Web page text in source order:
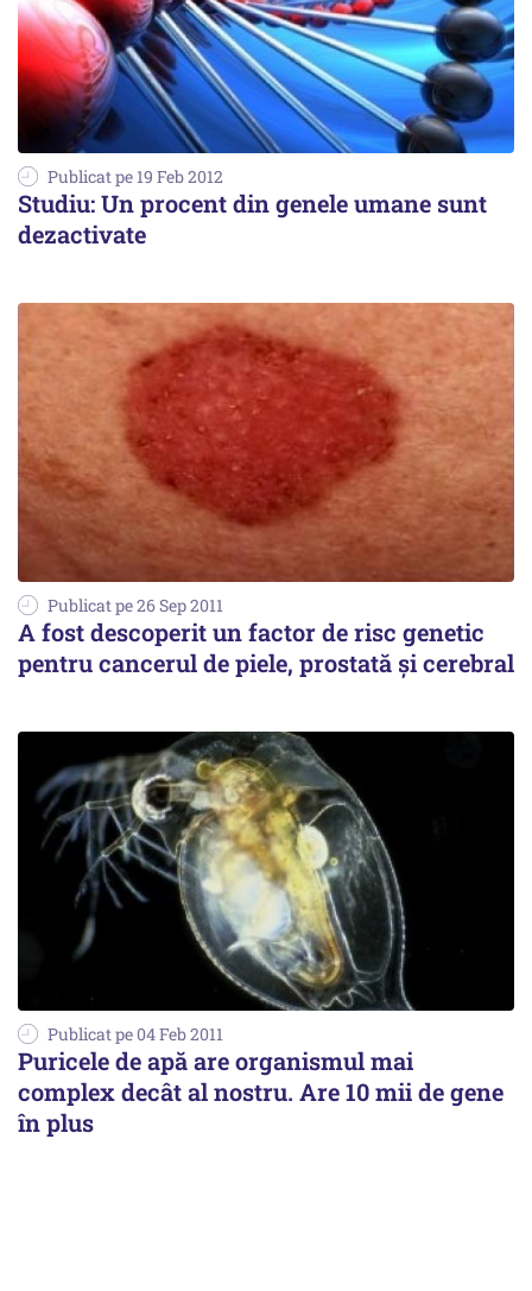
Publicat pe 19 Feb 2012
Studiu: Un procent din genele umane sunt
dezactivate
Publicat pe 26 Sep 2011
A fost descoperit un factor de risc genetic
pentru cancerul de piele, prostată şi cerebral
Publicat pe 04 Feb 2011
Puricele de apă are organismul mai
complex decât al nostru. Are 10 mii de gene
în plus